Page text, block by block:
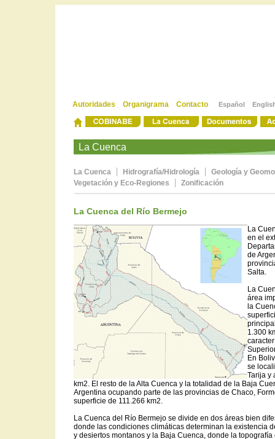
Autoridades Organigrama Contacto Español
-
La Cuenca
La Cuenca | Hidrografía/Hidrología |
Geología y
Vegetación y Eco-Regiones
| Zonificación
La Cuenca del Río Bermejo
La
en el
de
Salta.
La
área
la
1.300
En
se
Tarija y
km2. El resto de la Alta Cuenca y la totalidad de la Baja
Argentina ocupando parte de las provincias de Chaco,
superficie de 111.266 km2.
La Cuenca del Río Bermejo se divide en dos áreas bien
donde las condiciones climáticas determinan la existencia
y desiertos montanos y la Baja Cuenca, donde la